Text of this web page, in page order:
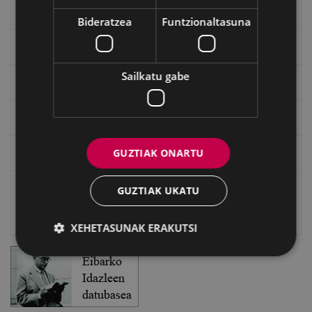
"Gure Herria" aldizkaria
Txostenak eta dokumentuak
Eibarko Bideoteka
Eibarko Fonoteka
Eibarko Idazlanen Datu-basea
Bideratzea Funtzionaltasuna
Sailkatu gabe
GUZTIAK ONARTU
GUZTIAK UKATU
XEHETASUNAK ERAKUTSI